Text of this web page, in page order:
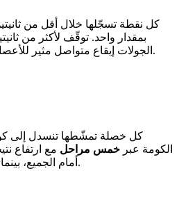
كل نقطة تسجّلها خلال أقل من
بمقدار واحد. توقّف لأكثر من
الجولات إيقاع متواصل مثير للأعصاب من التمريرات والتجمّدات.
كل خصلة تمشّطها تنسدل إلى
الكومة عبر خمس مراحل مع ارتفاع
أمام الجميع، بينما تتظاهر القطة بعدم الاكتراث.